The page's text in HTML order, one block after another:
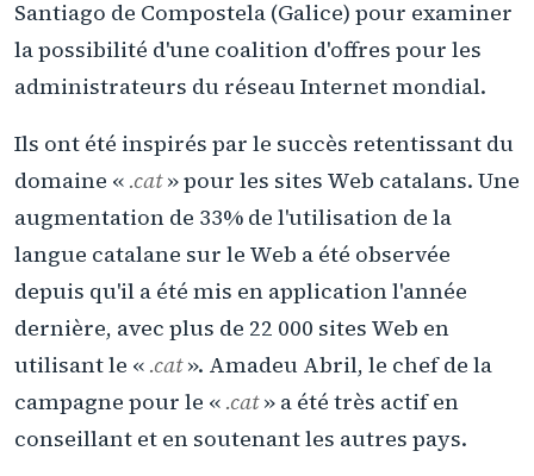
Santiago de Compostela (Galice) pour examiner
la possibilité d'une coalition d'offres pour les
administrateurs du réseau Internet mondial.
Ils ont été inspirés par le succès retentissant du
domaine « .cat» pour les sites Web catalans. Une
augmentation de 33% de l'utilisation de la
langue catalane sur le Web a été observée
depuis qu'il a été mis en application l'année
dernière, avec plus de 22 000 sites Web en
utilisant le « .cat». Amadeu Abril, le chef de la
campagne pour le « .cat» a été très actif en
conseillant et en soutenant les autres pays.